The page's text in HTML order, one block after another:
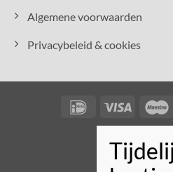
Algemene voorwaarden
Privacybeleid & cookies
IDeal Visa